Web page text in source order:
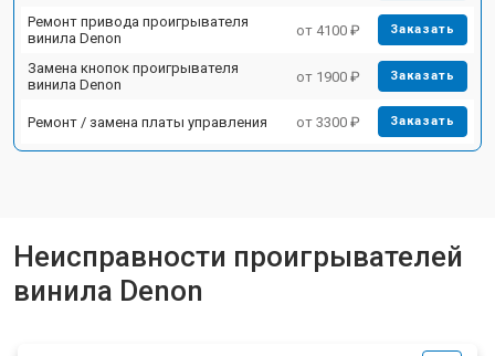
Ремонт привода проигрывателя
винила Denon
от 4100 ₽ Заказать
Замена кнопок проигрывателя
винила Denon
от 1900 ₽ Заказать
Ремонт / замена платы управления от 3300 ₽ Заказать
Неисправности проигрывателей
винила Denon